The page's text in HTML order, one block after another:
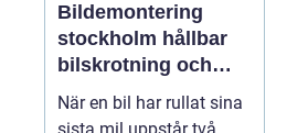
Bildemontering
stockholm hållbar
bilskrotning och
smart reservdelsjakt
När en bil har rullat sina